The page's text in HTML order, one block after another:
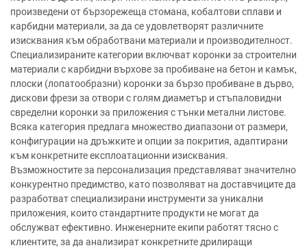
произведени от бързорежеща стомана, кобалтови сплави и
карбидни материали, за да се удовлетворят различните
изисквания към обработвани материали и производителност.
Специализираните категории включват коронки за строителни
материали с карбидни върхове за пробиване на бетон и камък,
плоски (лопатообразни) коронки за бързо пробиване в дърво,
дискови фрези за отвори с голям диаметър и стъпаловидни
свределни коронки за приложения с тънки метални листове.
Всяка категория предлага множество диапазони от размери,
конфигурации на дръжките и опции за покрития, адаптирани
към конкретните експлоатационни изисквания.
Възможностите за персонализация представляват значително
конкурентно предимство, като позволяват на доставчиците да
разработват специализирани инструменти за уникални
приложения, които стандартните продукти не могат да
обслужват ефективно. Инженерните екипи работят тясно с
клиентите, за да анализират конкретните дрилиращи